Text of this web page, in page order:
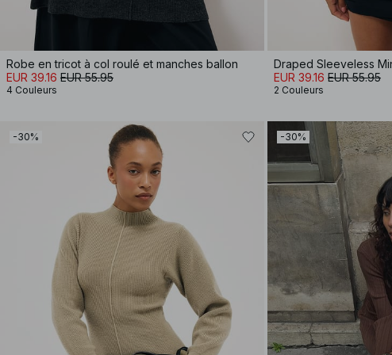
Robe en tricot à col roulé et manches ballon
EUR 39.16 EUR 55.95
4 Couleurs
Draped Sleeveless
EUR 39.16 EUR 55.95
2 Couleurs
-30% -30%